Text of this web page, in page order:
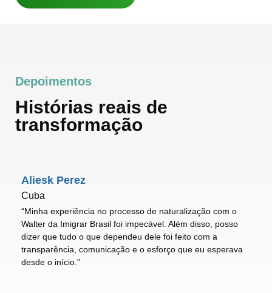
Depoimentos
Histórias reais de
transformação
Aliesk Perez
Cuba
“Minha experiência no processo de naturalização com o
Walter da Imigrar Brasil foi impecável. Além disso, posso
dizer que tudo o que dependeu dele foi feito com a
transparência, comunicação e o esforço que eu esperava
desde o início.”